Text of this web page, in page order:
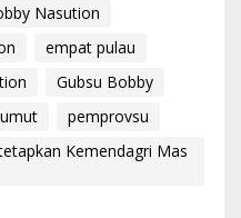
Nasution
empat pulau
Gubsu Bobby
pemprovsu
Kemendagri Mas